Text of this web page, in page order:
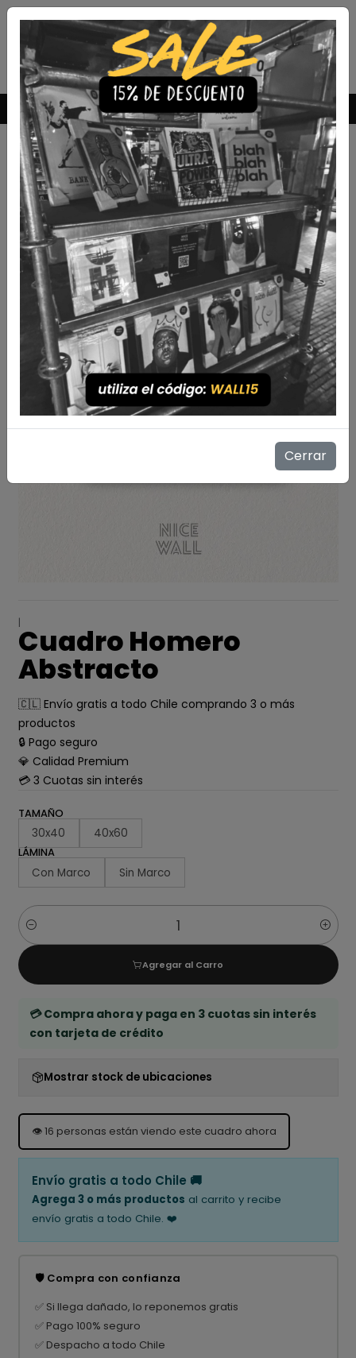
Envío Gratis a todo Chile comprando 3 o más productos
|
Cuadro Homero
Abstracto
🇨🇱 Envío gratis a todo Chile comprando 3 o más
productos
🔒 Pago seguro
💎 Calidad Premium
💳 3 Cuotas sin interés
TAMAÑO
30x40 40x60
LÁMINA
Con Marco Sin Marco
Cantidad
Agregar al Carro
💳 Compra ahora y paga en 3 cuotas sin interés
con tarjeta de crédito
Mostrar stock de ubicaciones
👁️16 personas están viendo este cuadro ahora
Envío gratis a todo Chile 🚚
Agrega 3 o más productos al carrito y recibe
envío gratis a todo Chile. ❤️
🛡️ Compra con confianza
✅ Si llega dañado, lo reponemos gratis
✅ Pago 100% seguro
✅ Despacho a todo Chile
Cerrar